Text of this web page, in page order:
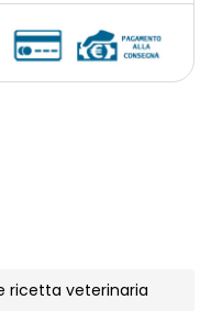
ricetta veterinaria